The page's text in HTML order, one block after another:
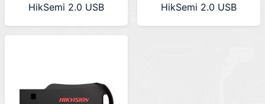
HikSemi 2.0 USB
HikSemi 2.0 USB